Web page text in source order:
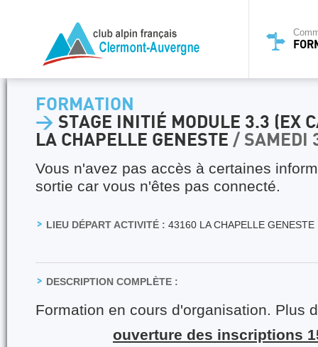
FORMATION
> STAGE INITIÉ MODULE 3.3 (EX
LA CHAPELLE GENESTE / SAMEDI
Vous n'avez pas accès à certaines
sortie car vous n'êtes pas connecté.
LIEU DÉPART ACTIVITÉ : 43160 LA CHAPELLE GENESTE
DESCRIPTION COMPLÈTE :
Formation en cours d'organisation. Plus
ouverture des inscriptions